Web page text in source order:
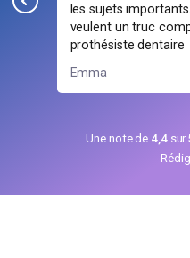
ce
les sujets
veulent un truc
prothésiste dentaire
Emma
Une note de 4,4sur